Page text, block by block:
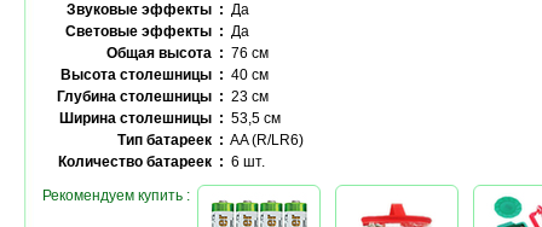
Звуковые эффекты : Да
Световые эффекты : Да
Общая высота : 76 см
Высота столешницы : 40 см
Глубина столешницы : 23 см
Ширина столешницы : 53,5 см
Тип батареек : AA (R/LR6)
Количество батареек : 6 шт.
Рекомендуем купить :